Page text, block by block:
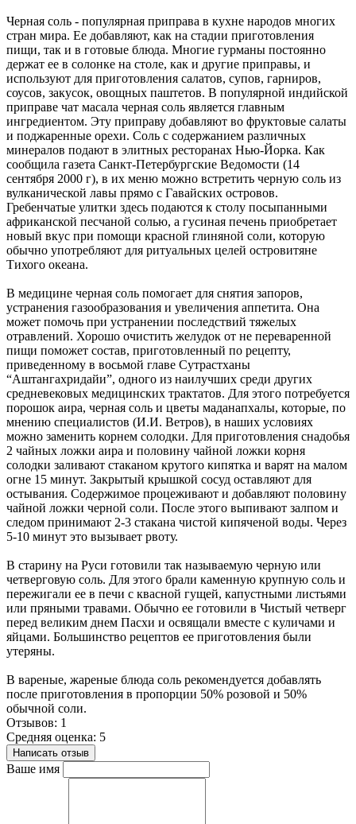
Черная соль - популярная приправа в кухне народов многих
стран мира. Ее добавляют, как на стадии приготовления
пищи, так и в готовые блюда. Многие гурманы постоянно
держат ее в солонке на столе, как и другие приправы, и
используют для приготовления салатов, супов, гарниров,
соусов, закусок, овощных паштетов. В популярной индийской
приправе чат масала черная соль является главным
ингредиентом. Эту приправу добавляют во фруктовые салаты
и поджаренные орехи. Соль с содержанием различных
минералов подают в элитных ресторанах Нью-Йорка. Как
сообщила газета Санкт-Петербургские Ведомости (14
сентября 2000 г), в их меню можно встретить черную соль из
вулканической лавы прямо с Гавайских островов.
Гребенчатые улитки здесь подаются к столу посыпанными
африканской песчаной солью, а гусиная печень приобретает
новый вкус при помощи красной глиняной соли, которую
обычно употребляют для ритуальных целей островитяне
Тихого океана.
В медицине черная соль помогает для снятия запоров,
устранения газообразования и увеличения аппетита. Она
может помочь при устранении последствий тяжелых
отравлений. Хорошо очистить желудок от не переваренной
пищи поможет состав, приготовленный по рецепту,
приведенному в восьмой главе Сутрастханы
“Аштангахридайи”, одного из наилучших среди других
средневековых медицинских трактатов. Для этого потребуется
порошок аира, черная соль и цветы маданапхалы, которые, по
мнению специалистов (И.И. Ветров), в наших условиях
можно заменить корнем солодки. Для приготовления снадобья
2 чайных ложки аира и половину чайной ложки корня
солодки заливают стаканом крутого кипятка и варят на малом
огне 15 минут. Закрытый крышкой сосуд оставляют для
остывания. Содержимое процеживают и добавляют половину
чайной ложки черной соли. После этого выпивают залпом и
следом принимают 2-3 стакана чистой кипяченой воды. Через
5-10 минут это вызывает рвоту.
В старину на Руси готовили так называемую черную или
четверговую соль. Для этого брали каменную крупную соль и
пережигали ее в печи с квасной гущей, капустными листьями
или пряными травами. Обычно ее готовили в Чистый четверг
перед великим днем Пасхи и освящали вместе с куличами и
яйцами. Большинство рецептов ее приготовления были
утеряны.
В вареные, жареные блюда соль рекомендуется добавлять
после приготовления в пропорции 50% розовой и 50%
обычной соли.
Отзывов: 1
Средняя оценка: 5
Написать отзыв
Ваше имя